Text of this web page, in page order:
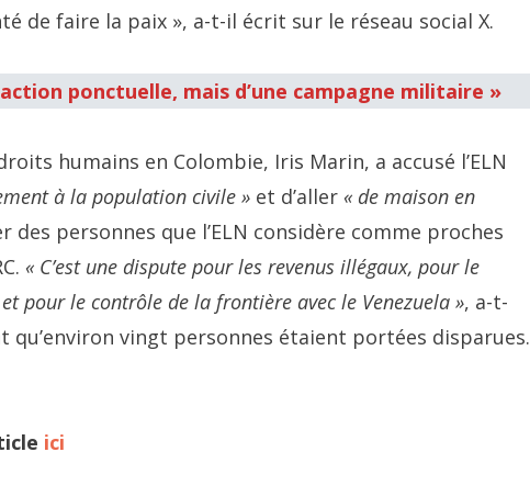
de faire la paix », a-t-il écrit sur le réseau social X.
action ponctuelle, mais d’une campagne militaire »
humains en Colombie, Iris Marin, a accusé l’ELN
à la population civile »et d’aller « de maison en
des personnes que l’ELN considère comme proches
« C’est une dispute pour les revenus illégaux, pour le
pour le contrôle de la frontière avec le Venezuela », a-t-
qu’environ vingt personnes étaient portées disparues.
ici